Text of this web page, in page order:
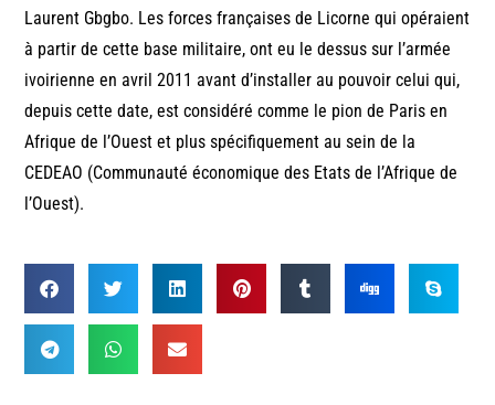
Laurent Gbgbo. Les forces françaises de Licorne qui opéraient
à partir de cette base militaire, ont eu le dessus sur l’armée
ivoirienne en avril 2011 avant d’installer au pouvoir celui qui,
depuis cette date, est considéré comme le pion de Paris en
Afrique de l’Ouest et plus spécifiquement au sein de la
CEDEAO (Communauté économique des Etats de l’Afrique de
l’Ouest).